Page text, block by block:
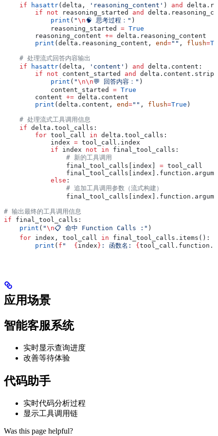
    if
hasattr(delta, 'reasoning_content' ) and
        if
not reasoning_started and
            print
( "\n🧠 思考过程：" )
            reasoning_started
= True
        reasoning_content
+= delta.reasoning_content
        print
(delta.reasoning_content, end="" , flush=
    # 处理流式回答内容输出
    if
hasattr(delta, 'content' ) and
delta.content:
        if
not content_started and
            print
( "\n\n💬 回答内容：" )
            content_started
= True
        content
+= delta.content
        print
(delta.content, end="" , flush=True )
    # 处理流式工具调用信息
    if
delta.tool_calls:
        for
tool_call in delta.tool_calls:
            index
= tool_call.index
            if
index not in final_tool_calls:
                # 新的工具调用
                final_tool_calls[index]
= tool_call
            else
:
                # 追加工具调用参数（流式构建）
# 输出最终的工具调用信息
if final_tool_calls:
    print
( "\n📋 命中 Function Calls :" )
    for
index, tool_call in final_tool_calls.items():
        print
( f " { index } : 函数名: {
应用场景
智能客服系统
实时显示查询进度
改善等待体验
代码助手
实时代码分析过程
显示工具调用链
Was this page helpful?